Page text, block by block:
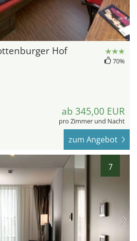
Hof
70%
ab 345,00 EUR
pro Zimmer und Nacht
zum Angebot
7